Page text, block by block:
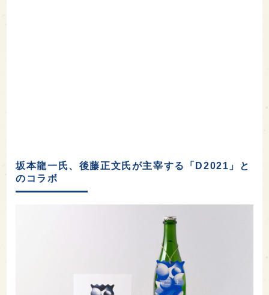
坂本龍一氏、後藤正文氏が主宰する「D2021」と
のコラボ